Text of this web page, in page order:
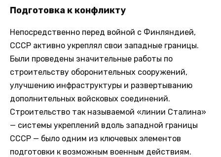
Подготовка к конфликту
Непосредственно перед войной с Финляндией,
СССР активно укреплял свои западные границы.
Были проведены значительные работы по
строительству оборонительных сооружений,
улучшению инфраструктуры и развертыванию
дополнительных войсковых соединений.
Строительство так называемой «линии Сталина»
— системы укреплений вдоль западной границы
СССР — было одним из ключевых элементов
подготовки к возможным военным действиям.